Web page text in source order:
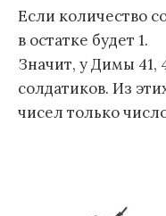
Если количество
в остатке будет 1.
Значит, у Димы 41,
солдатиков. Из
чисел только